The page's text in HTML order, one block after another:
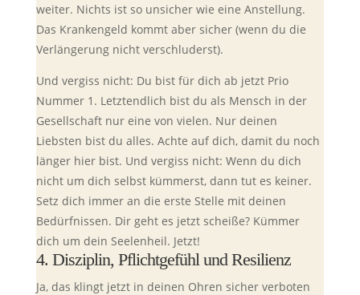
weiter. Nichts ist so unsicher wie eine Anstellung.
Das Krankengeld kommt aber sicher (wenn du die
Verlängerung nicht verschluderst).
Und vergiss nicht: Du bist für dich ab jetzt Prio
Nummer 1. Letztendlich bist du als Mensch in der
Gesellschaft nur eine von vielen. Nur deinen
Liebsten bist du alles. Achte auf dich, damit du noch
länger hier bist. Und vergiss nicht: Wenn du dich
nicht um dich selbst kümmerst, dann tut es keiner.
Setz dich immer an die erste Stelle mit deinen
Bedürfnissen. Dir geht es jetzt scheiße? Kümmer
dich um dein Seelenheil. Jetzt!
4. Disziplin, Pflichtgefühl und Resilienz
Ja, das klingt jetzt in deinen Ohren sicher verboten